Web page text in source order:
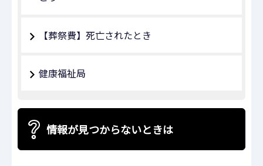
【葬祭費】死亡されたとき
健康福祉局
情報が見つからないときは